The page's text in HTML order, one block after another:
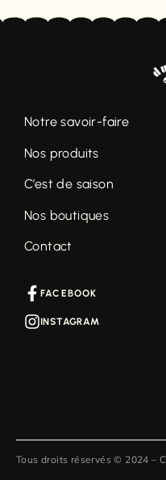
Notre savoir-faire
Nos produits
C’est de saison
Nos boutiques
Contact
FACEBOOK
INSTAGRAM
Tous droits réservés © 2024 –